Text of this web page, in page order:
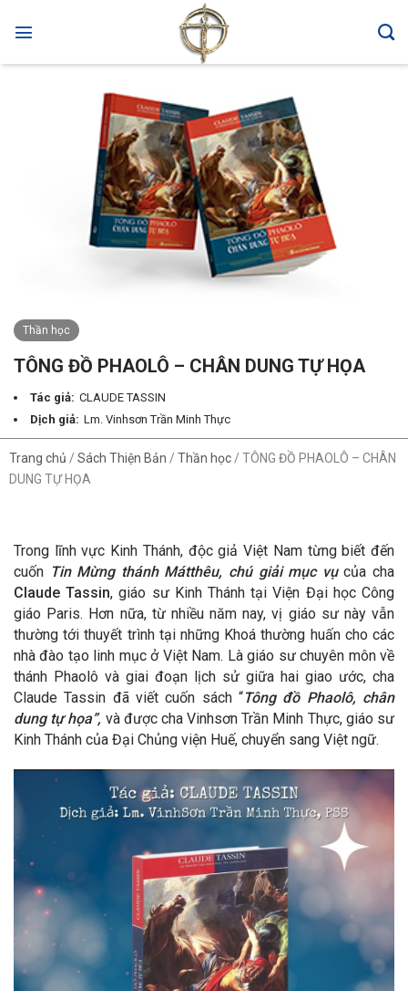
Thần học
TÔNG ĐỒ PHAOLÔ – CHÂN DUNG TỰ HỌA
Tác giả: CLAUDE TASSIN
Dịch giả: Lm. Vinhsơn Trần Minh Thực
Trang chủ / Sách Thiện Bản / Thần học/ TÔNG ĐỒ PHAOLÔ – CHÂN
DUNG TỰ HỌA
Trong lĩnh vực Kinh Thánh, độc giả Việt Nam từng biết đến
cuốn Tin Mừng thánh Mátthêu, chú giải mục vụcủa cha
Claude Tassin, giáo sư Kinh Thánh tại Viện Đại học Công
giáo Paris. Hơn nữa, từ nhiều năm nay, vị giáo sư này vẫn
thường tới thuyết trình tại những Khoá thường huấn cho các
nhà đào tạo linh mục ở Việt Nam. Là giáo sư chuyên môn về
thánh Phaolô và giai đoạn lịch sử giữa hai giao ước, cha
Claude Tassin đã viết cuốn sách “Tông đồ Phaolô, chân
dung tự họa”, và được cha Vinhsơn Trần Minh Thực, giáo sư
Kinh Thánh của Đại Chủng viện Huế, chuyển sang Việt ngữ.